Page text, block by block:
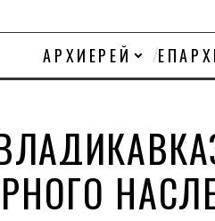
АРХИЕРЕЙ